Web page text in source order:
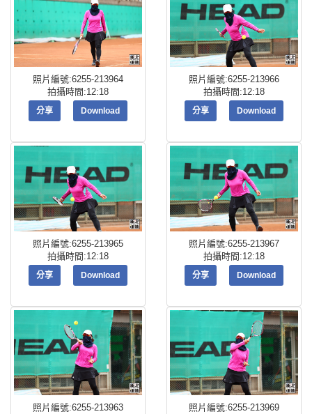
照片編號:6255-213964
拍攝時間:12:18
分享 Download
照片編號:6255-213966
拍攝時間:12:18
分享 Download
照片編號:6255-213965
拍攝時間:12:18
分享 Download
照片編號:6255-213967
拍攝時間:12:18
分享 Download
照片編號:6255-213963
照片編號:6255-213969